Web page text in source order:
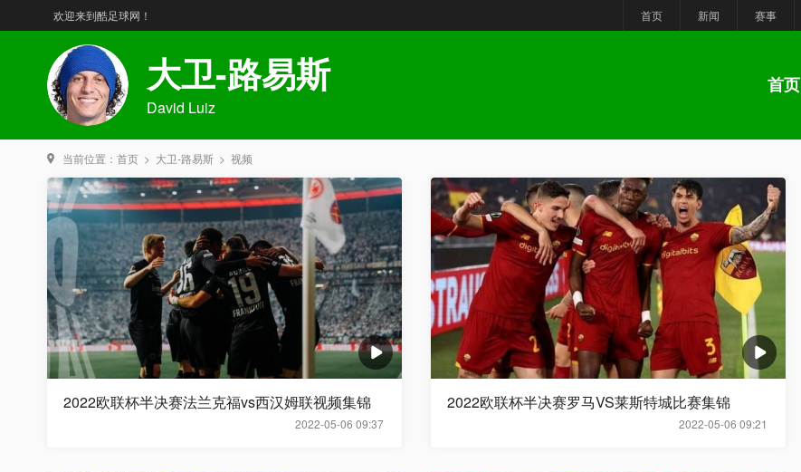
欢迎来到酷足球网！ 首页 新闻 赛事
大卫-路易斯
David Luiz
首页
当前位置： 首页 > 大卫-路易斯 > 视频
2022-05-06 09:37
2022欧联杯半决赛法兰克福vs西汉姆联视频集锦
2022-05-06 09:21
2022欧联杯半决赛罗马VS莱斯特城比赛集锦